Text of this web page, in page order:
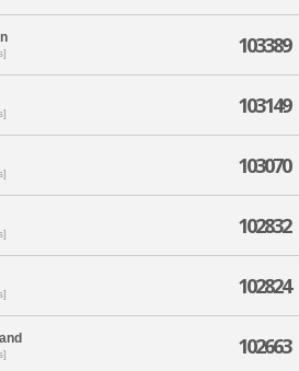
103389
103149
103070
102832
102824
102663